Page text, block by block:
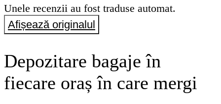
Unele recenzii au fost traduse automat.
Afișează originalul
Depozitare bagaje în
fiecare oraș în care mergi